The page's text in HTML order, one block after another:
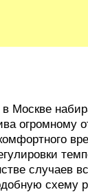
Москве
огромному
случаев
схему